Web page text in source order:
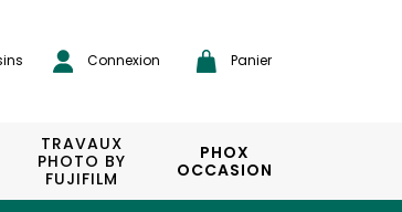
Connexion Panier
TRAVAUX
PHOTO BY
FUJIFILM
PHOX
OCCASION